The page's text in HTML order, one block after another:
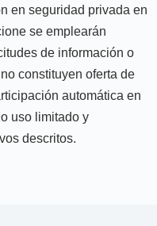
en seguridad privada en
se emplearán
de información o
constituyen oferta de
automática en
uso limitado y
descritos.